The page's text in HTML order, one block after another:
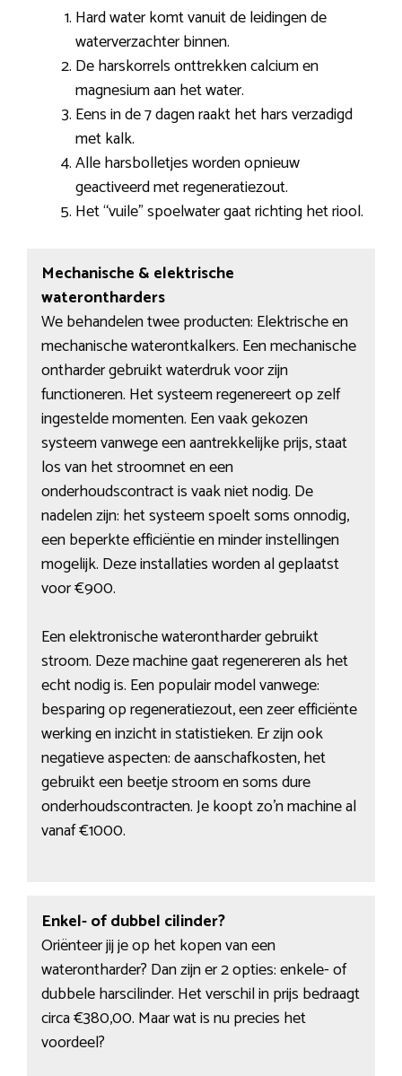
Hard water komt vanuit de leidingen de
waterverzachter binnen.
De harskorrels onttrekken calcium en
magnesium aan het water.
Eens in de 7 dagen raakt het hars verzadigd
met kalk.
Alle harsbolletjes worden opnieuw
geactiveerd met regeneratiezout.
Het “vuile” spoelwater gaat richting het riool.
Mechanische & elektrische
waterontharders
We behandelen twee producten: Elektrische en
mechanische waterontkalkers. Een mechanische
ontharder gebruikt waterdruk voor zijn
functioneren. Het systeem regenereert op zelf
ingestelde momenten. Een vaak gekozen
systeem vanwege een aantrekkelijke prijs, staat
los van het stroomnet en een
onderhoudscontract is vaak niet nodig. De
nadelen zijn: het systeem spoelt soms onnodig,
een beperkte efficiëntie en minder instellingen
mogelijk. Deze installaties worden al geplaatst
voor €900.
Een elektronische waterontharder gebruikt
stroom. Deze machine gaat regenereren als het
echt nodig is. Een populair model vanwege:
besparing op regeneratiezout, een zeer efficiënte
werking en inzicht in statistieken. Er zijn ook
negatieve aspecten: de aanschafkosten, het
gebruikt een beetje stroom en soms dure
onderhoudscontracten. Je koopt zo’n machine al
vanaf €1000.
Enkel- of dubbel cilinder?
Oriënteer jij je op het kopen van een
waterontharder? Dan zijn er 2 opties: enkele- of
dubbele harscilinder. Het verschil in prijs bedraagt
circa €380,00. Maar wat is nu precies het
voordeel?